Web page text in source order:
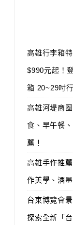
高雄行李箱
$990元起！
箱 20~29吋
高雄河堤商
食、早午餐
薦！
高雄手作推
作美學、酒
台東博覽會
探索全新「